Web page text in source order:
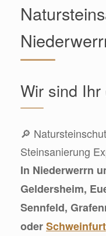
Wir sind Ihr
🔎
Steinsanierung
In Niederwerrn
Geldersheim,
Sennfeld,
oderSchweinfurt